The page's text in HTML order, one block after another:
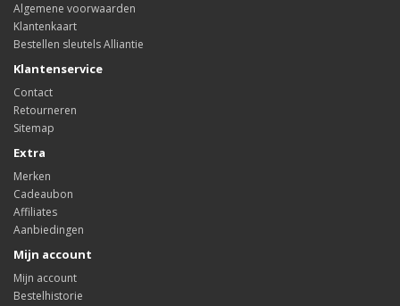
Algemene voorwaarden
Klantenkaart
Bestellen sleutels Alliantie
Klantenservice
Contact
Retourneren
Sitemap
Extra
Merken
Cadeaubon
Affiliates
Aanbiedingen
Mijn account
Mijn account
Bestelhistorie